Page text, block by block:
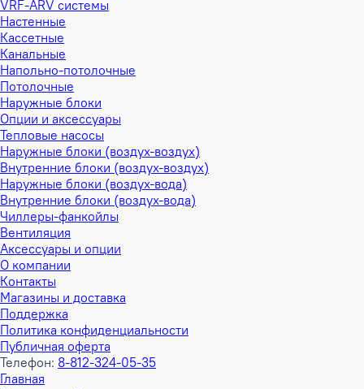
VRF-ARV системы
Настенные
Кассетные
Канальные
Напольно-потолочные
Потолочные
Наружные блоки
Опции и аксессуары
Тепловые насосы
Наружные блоки (воздух-воздух)
Внутренние блоки (воздух-воздух)
Наружные блоки (воздух-вода)
Внутренние блоки (воздух-вода)
Чиллеры-фанкойлы
Вентиляция
Аксессуары и опции
О компании
Контакты
Магазины и доставка
Поддержка
Политика конфиденциальности
Публичная оферта
Телефон: 8-812-324-05-35
Главная